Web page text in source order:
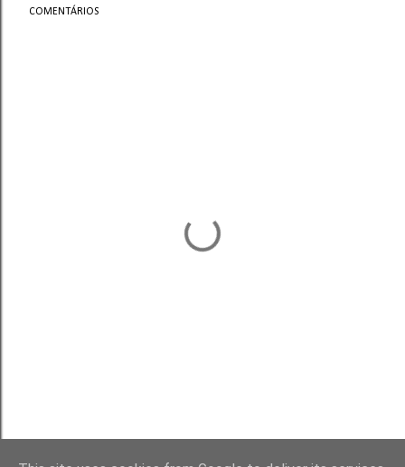
COMENTÁRIOS